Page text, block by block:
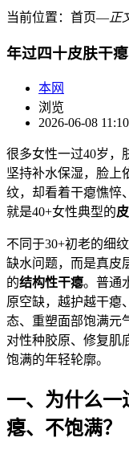
当前位置： 首页―正
年过四十皮肤干
本网
浏览
2026-06-08 11:10
很多女性一过40岁，
坚持补水保湿，脸上
纹，却看着干瘪憔悴
就是40+女性典型的
不同于30+初老的细
缺水问题，而是真皮
的结构性干瘪。普通
原空缺，越护越干瘪
态、重塑面部饱满元
对性种胶原、修复肌
饱满的年轻轮廓。
一、为什么一
瘪、不饱满？